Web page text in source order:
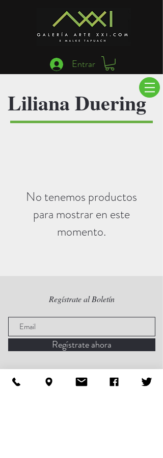
Entrar
Liliana Duering
No tenemos productos
para mostrar en este
momento.
Regístrate al Boletín
Regístrate ahora